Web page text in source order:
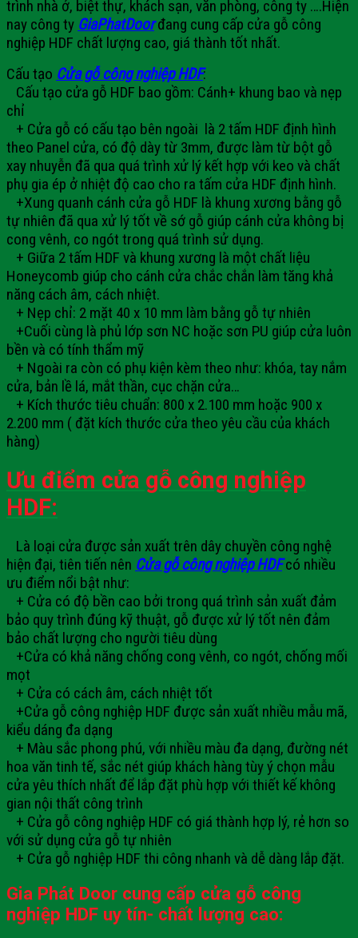
trình nhà ở, biệt thự, khách sạn, văn phòng, công ty ….Hiện
nay công ty GiaPhatDoorđang cung cấp cửa gỗ công
nghiệp HDF chất lượng cao, giá thành tốt nhất.
Cấu tạo Cửa gỗ công nghiệp HDF:
Cấu tạo cửa gỗ HDF bao gồm: Cánh+ khung bao và nẹp
chỉ
+ Cửa gỗ có cấu tạo bên ngoài là 2 tấm HDF định hình
theo Panel cửa, có độ dày từ 3mm, được làm từ bột gỗ
xay nhuyễn đã qua quá trình xử lý kết hợp với keo và chất
phụ gia ép ở nhiệt độ cao cho ra tấm cửa HDF định hình.
+Xung quanh cánh cửa gỗ HDF là khung xương bằng gỗ
tự nhiên đã qua xử lý tốt về sớ gỗ giúp cánh cửa không bị
cong vênh, co ngót trong quá trình sử dụng.
+ Giữa 2 tấm HDF và khung xương là một chất liệu
Honeycomb giúp cho cánh cửa chắc chắn làm tăng khả
năng cách âm, cách nhiệt.
+ Nẹp chỉ: 2 mặt 40 x 10 mm làm bằng gỗ tự nhiên
+Cuối cùng là phủ lớp sơn NC hoặc sơn PU giúp cửa luôn
bền và có tính thẩm mỹ
+ Ngoài ra còn có phụ kiện kèm theo như: khóa, tay nắm
cửa, bản lề lá, mắt thần, cục chặn cửa…
+ Kích thước tiêu chuẩn: 800 x 2.100 mm hoặc 900 x
2.200 mm ( đặt kích thước cửa theo yêu cầu của khách
hàng)
Ưu điểm cửa gỗ công nghiệp
HDF:
Là loại cửa được sản xuất trên dây chuyền công nghệ
hiện đại, tiên tiến nên Cửa gỗ công nghiệp HDFcó nhiều
ưu điểm nổi bật như:
+ Cửa có độ bền cao bởi trong quá trình sản xuất đảm
bảo quy trình đúng kỹ thuật, gỗ được xử lý tốt nên đảm
bảo chất lượng cho người tiêu dùng
+Cửa có khả năng chống cong vênh, co ngót, chống mối
mọt
+ Cửa có cách âm, cách nhiệt tốt
+Cửa gỗ công nghiệp HDF được sản xuất nhiều mẫu mã,
kiểu dáng đa dạng
+ Màu sắc phong phú, với nhiều màu đa dạng, đường nét
hoa văn tinh tế, sắc nét giúp khách hàng tùy ý chọn mẫu
cửa yêu thích nhất để lắp đặt phù hợp với thiết kế không
gian nội thất công trình
+ Cửa gỗ công nghiệp HDF có giá thành hợp lý, rẻ hơn so
với sử dụng cửa gỗ tự nhiên
+ Cửa gỗ nghiệp HDF thi công nhanh và dễ dàng lắp đặt.
Gia Phát Door cung cấp cửa gỗ công
nghiệp HDF uy tín- chất lượng cao: